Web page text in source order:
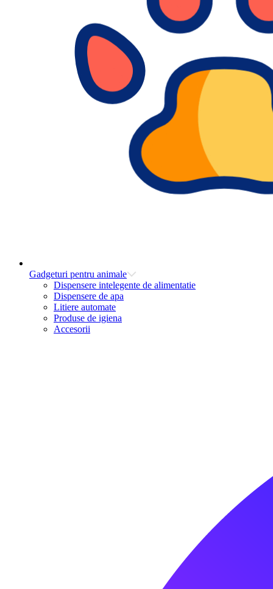
Gadgeturi pentru animale
Dispensere intelegente de alimentatie
Dispensere de apa
Litiere automate
Produse de igiena
Accesorii